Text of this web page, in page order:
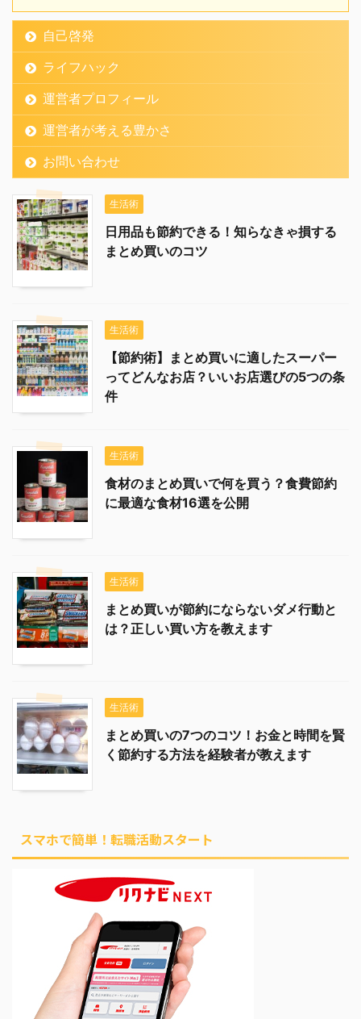
自己啓発
ライフハック
運営者プロフィール
運営者が考える豊かさ
お問い合わせ
生活術
日用品も節約できる！知らなきゃ損する
まとめ買いのコツ
生活術
【節約術】まとめ買いに適したスーパー
ってどんなお店？いいお店選びの5つの条
件
生活術
食材のまとめ買いで何を買う？食費節約
に最適な食材16選を公開
生活術
まとめ買いが節約にならないダメ行動と
は？正しい買い方を教えます
生活術
まとめ買いの7つのコツ！お金と時間を賢
く節約する方法を経験者が教えます
スマホで簡単！転職活動スタート